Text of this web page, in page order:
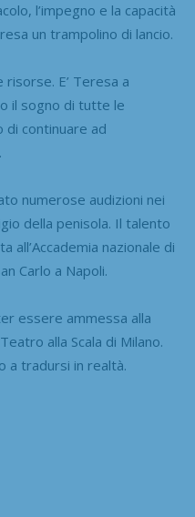
l’impegno e la capacità
un trampolino di lancio.
E’ Teresa a
il sogno di tutte le
di continuare ad
numerose audizioni nei
della penisola. Il talento
all’Accademia nazionale di
Carlo a Napoli.
essere ammessa alla
alla Scala di Milano.
a tradursi in realtà.